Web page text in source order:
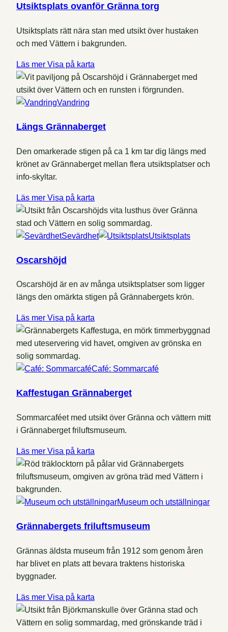
Utsiktsplats ovanför Gränna torg
Utsiktsplats rätt nära stan med utsikt över hustaken
och med Vättern i bakgrunden.
Läs mer Visa på karta
Vandring
Längs Grännaberget
Den omarkerade stigen på ca 1 km tar dig längs med
krönet av Grännaberget mellan flera utsiktsplatser och
info-skyltar.
Läs mer Visa på karta
Sevärdhet Utsiktsplats
Oscarshöjd
Oscarshöjd är en av många utsiktsplatser som ligger
längs den omärkta stigen på Grännabergets krön.
Läs mer Visa på karta
Café: Sommarcafé
Kaffestugan Grännaberget
Sommarcaféet med utsikt över Gränna och vättern mitt
i Grännaberget friluftsmuseum.
Läs mer Visa på karta
Museum och utställningar
Grännabergets friluftsmuseum
Grännas äldsta museum från 1912 som genom åren
har blivet en plats att bevara traktens historiska
byggnader.
Läs mer Visa på karta